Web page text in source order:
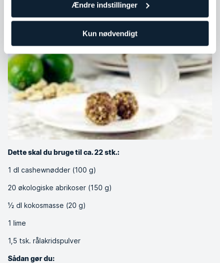
Ændre indstillinger
Kun nødvendigt
Cashewkugler med lime og lakrids
Dette skal du bruge til ca. 22 stk.:
1 dl cashewnødder (100 g)
20 økologiske abrikoser (150 g)
½ dl kokosmasse (20 g)
1 lime
1,5 tsk. rålakridspulver
Sådan gør du: